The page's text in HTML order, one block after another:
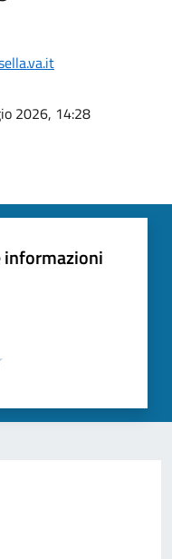
2026, 14:28
informazioni